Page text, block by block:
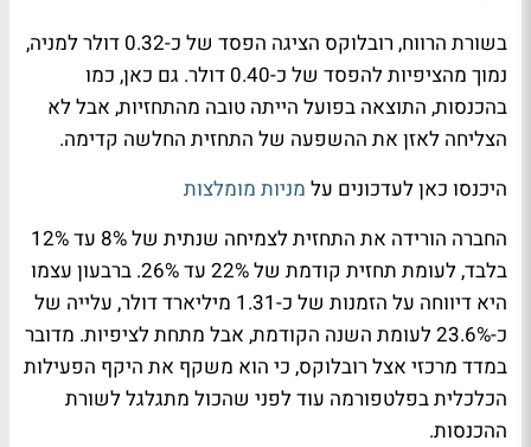
בשורת הרווח, רובלוקס הציגה הפסד של כ-0.32 דולר למניה,
נמוך מהציפיות להפסד של כ-0.40 דולר. גם כאן, כמו
בהכנסות, התוצאה בפועל הייתה טובה מהתחזיות, אבל לא
הצליחה לאזן את ההשפעה של התחזית החלשה קדימה.
היכנסו כאן לעדכונים על מניות מומלצות
החברה הורידה את התחזית לצמיחה שנתית של 8% עד 12%
בלבד, לעומת תחזית קודמת של 22% עד 26%. ברבעון עצמו
היא דיווחה על הזמנות של כ-1.31 מיליארד דולר, עלייה של
כ-23.6% לעומת השנה הקודמת, אבל מתחת לציפיות. מדובר
במדד מרכזי אצל רובלוקס, כי הוא משקף את היקף הפעילות
הכלכלית בפלטפורמה עוד לפני שהכול מתגלגל לשורת
ההכנסות.